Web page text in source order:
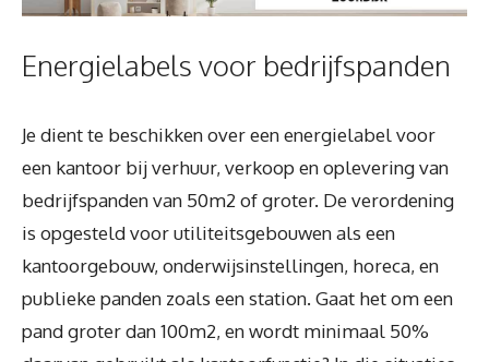
Energielabels voor bedrijfspanden
Je dient te beschikken over een energielabel voor
een kantoor bij verhuur, verkoop en oplevering van
bedrijfspanden van 50m2 of groter. De verordening
is opgesteld voor utiliteitsgebouwen als een
kantoorgebouw, onderwijsinstellingen, horeca, en
publieke panden zoals een station. Gaat het om een
pand groter dan 100m2, en wordt minimaal 50%